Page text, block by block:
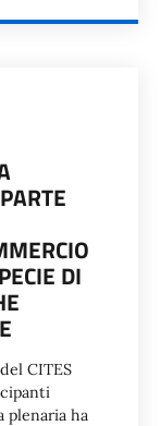
DI
CITES
plenaria ha